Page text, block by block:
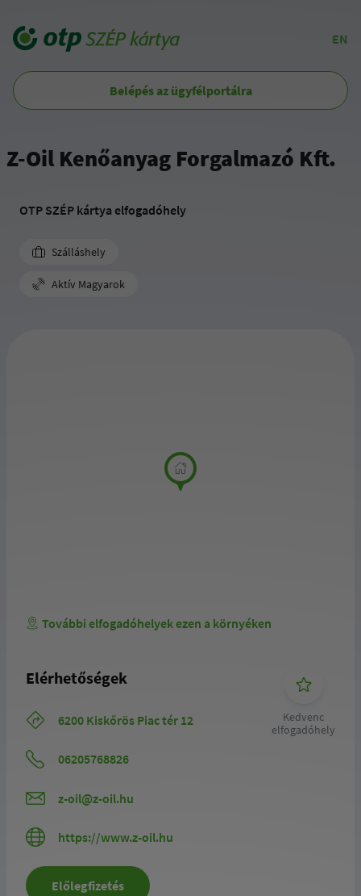
EN
Belépés az ügyfélportálra
Z-Oil Kenőanyag Forgalmazó Kft.
OTP SZÉP kártya elfogadóhely
Szálláshely
Aktív Magyarok
További elfogadóhelyek ezen a környéken
Elérhetőségek
6200 Kiskőrös Piac tér 12
06205768826
z-oil@z-oil.hu
https://www.z-oil.hu
Előlegfizetés
Kedvenc
elfogadóhely